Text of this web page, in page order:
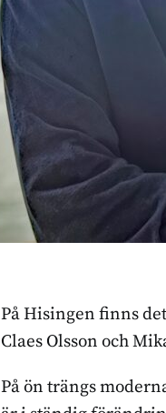
På Hisingen finns
Claes Olsson och
På ön trängs